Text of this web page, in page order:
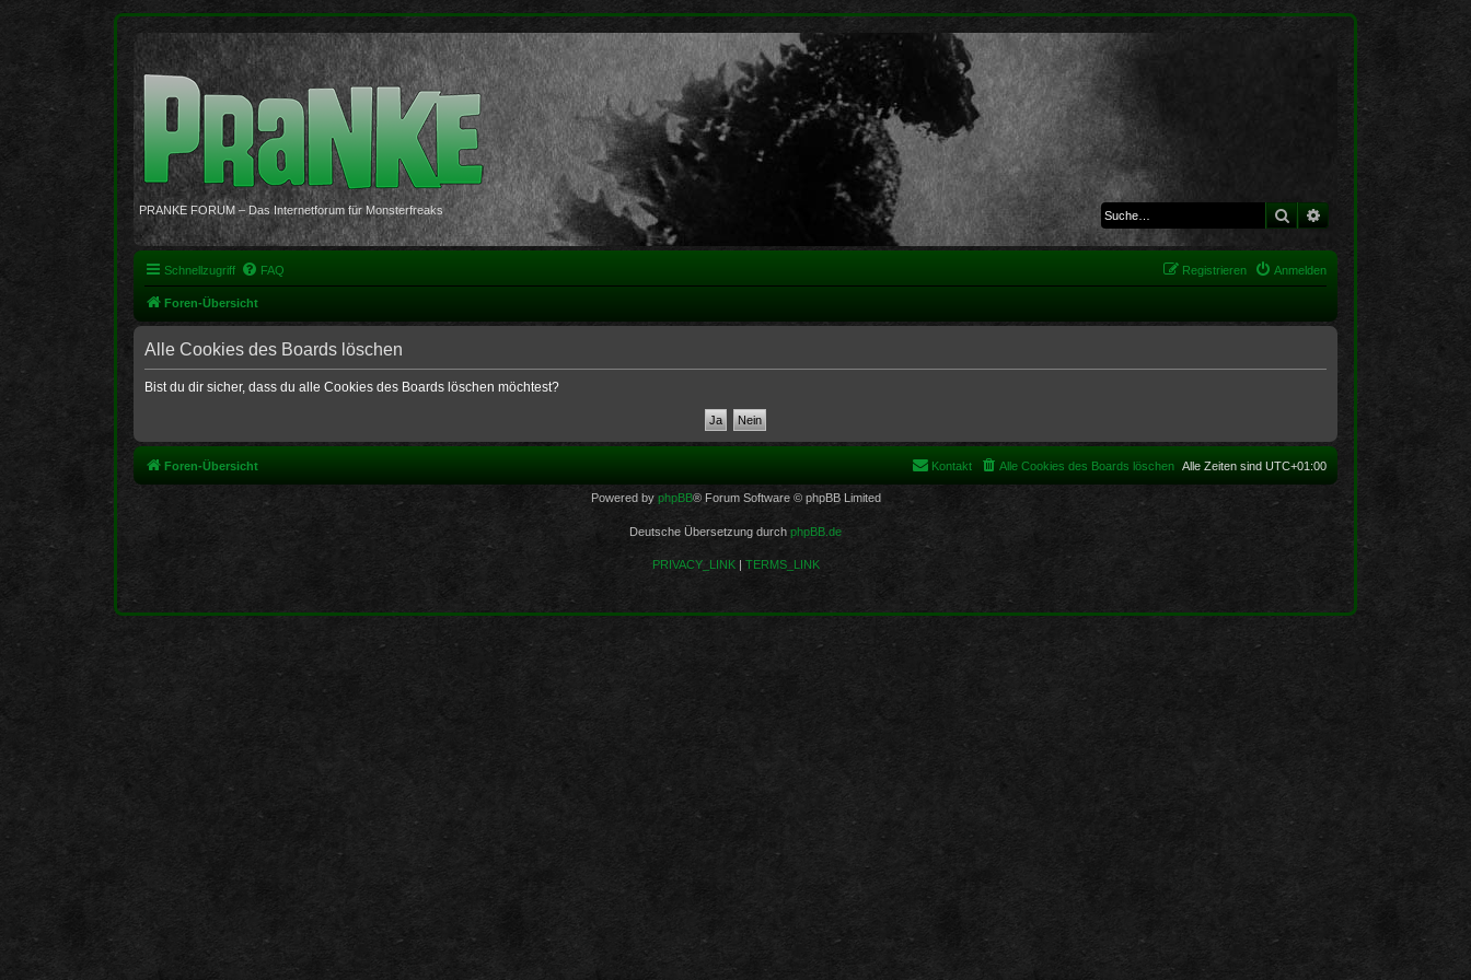
PRANKE FORUM – Das Internetforum für Monsterfreaks Suche Erweiterte Suche
Schnellzugriff FAQ Anmelden
Registrieren
Foren-Übersicht
Alle Cookies des Boards löschen
Bist du dir sicher, dass du alle Cookies des Boards löschen möchtest?
Foren-Übersicht Alle Zeiten sind UTC+01:00
Alle Cookies des Boards löschen
Kontakt
Powered by phpBB® Forum Software © phpBB Limited
Deutsche Übersetzung durch phpBB.de
PRIVACY_LINK| TERMS_LINK